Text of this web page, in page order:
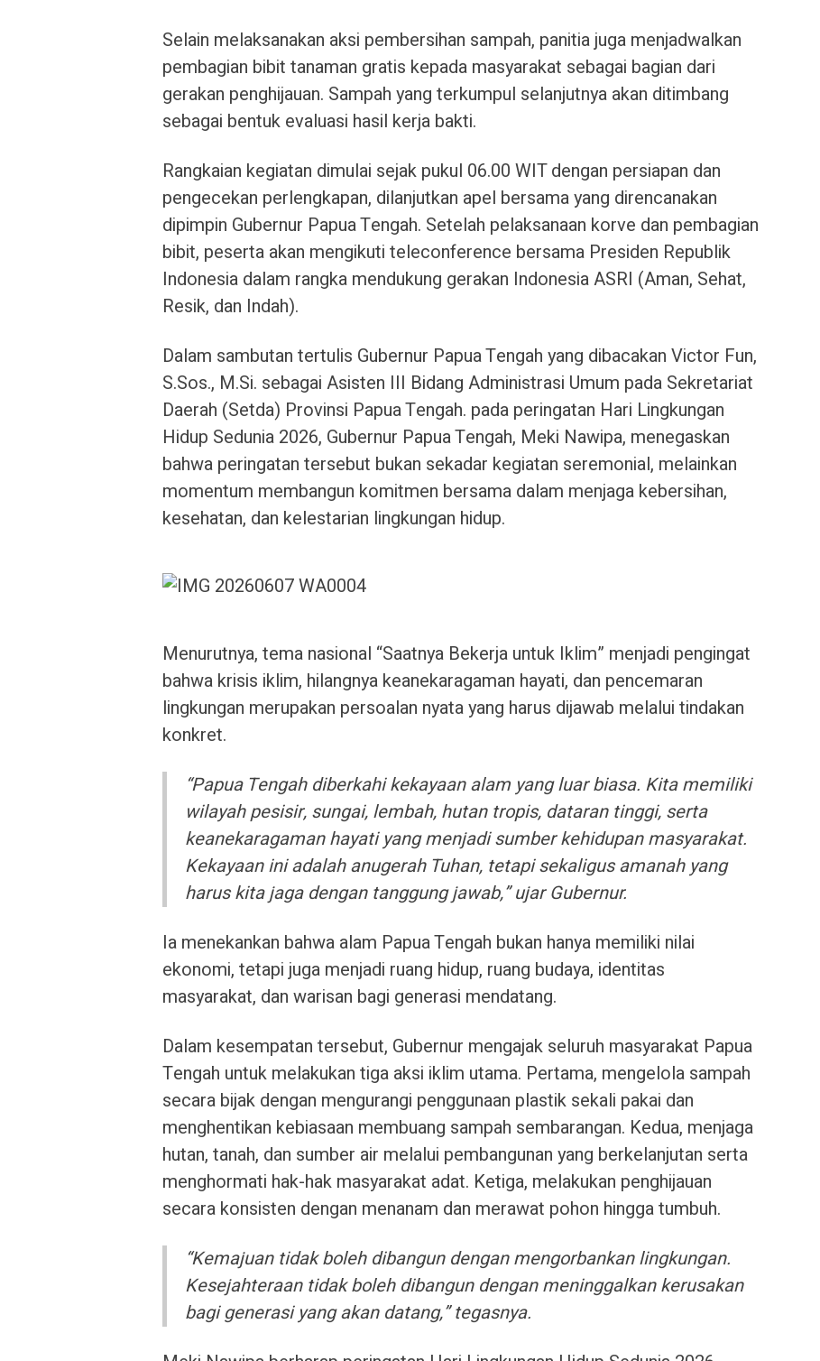
Selain melaksanakan aksi pembersihan sampah, panitia juga menjadwalkan
pembagian bibit tanaman gratis kepada masyarakat sebagai bagian dari
gerakan penghijauan. Sampah yang terkumpul selanjutnya akan ditimbang
sebagai bentuk evaluasi hasil kerja bakti.
Rangkaian kegiatan dimulai sejak pukul 06.00 WIT dengan persiapan dan
pengecekan perlengkapan, dilanjutkan apel bersama yang direncanakan
dipimpin Gubernur Papua Tengah. Setelah pelaksanaan korve dan pembagian
bibit, peserta akan mengikuti teleconference bersama Presiden Republik
Indonesia dalam rangka mendukung gerakan Indonesia ASRI (Aman, Sehat,
Resik, dan Indah).
Dalam sambutan tertulis Gubernur Papua Tengah yang dibacakan Victor Fun,
S.Sos., M.Si. sebagai Asisten III Bidang Administrasi Umum pada Sekretariat
Daerah (Setda) Provinsi Papua Tengah. pada peringatan Hari Lingkungan
Hidup Sedunia 2026, Gubernur Papua Tengah, Meki Nawipa, menegaskan
bahwa peringatan tersebut bukan sekadar kegiatan seremonial, melainkan
momentum membangun komitmen bersama dalam menjaga kebersihan,
kesehatan, dan kelestarian lingkungan hidup.
Menurutnya, tema nasional “Saatnya Bekerja untuk Iklim” menjadi pengingat
bahwa krisis iklim, hilangnya keanekaragaman hayati, dan pencemaran
lingkungan merupakan persoalan nyata yang harus dijawab melalui tindakan
konkret.
“Papua Tengah diberkahi kekayaan alam yang luar biasa. Kita memiliki
wilayah pesisir, sungai, lembah, hutan tropis, dataran tinggi, serta
keanekaragaman hayati yang menjadi sumber kehidupan masyarakat.
Kekayaan ini adalah anugerah Tuhan, tetapi sekaligus amanah yang
harus kita jaga dengan tanggung jawab,” ujar Gubernur.
Ia menekankan bahwa alam Papua Tengah bukan hanya memiliki nilai
ekonomi, tetapi juga menjadi ruang hidup, ruang budaya, identitas
masyarakat, dan warisan bagi generasi mendatang.
Dalam kesempatan tersebut, Gubernur mengajak seluruh masyarakat Papua
Tengah untuk melakukan tiga aksi iklim utama. Pertama, mengelola sampah
secara bijak dengan mengurangi penggunaan plastik sekali pakai dan
menghentikan kebiasaan membuang sampah sembarangan. Kedua, menjaga
hutan, tanah, dan sumber air melalui pembangunan yang berkelanjutan serta
menghormati hak-hak masyarakat adat. Ketiga, melakukan penghijauan
secara konsisten dengan menanam dan merawat pohon hingga tumbuh.
“Kemajuan tidak boleh dibangun dengan mengorbankan lingkungan.
Kesejahteraan tidak boleh dibangun dengan meninggalkan kerusakan
bagi generasi yang akan datang,” tegasnya.